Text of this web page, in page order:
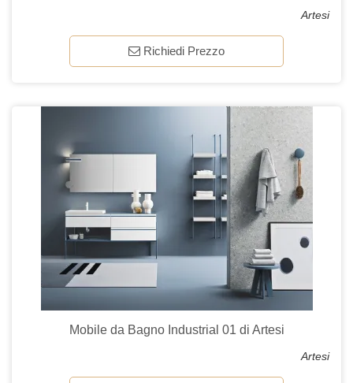
Artesi
Richiedi Prezzo
Mobile da Bagno Industrial 01 di Artesi
Artesi